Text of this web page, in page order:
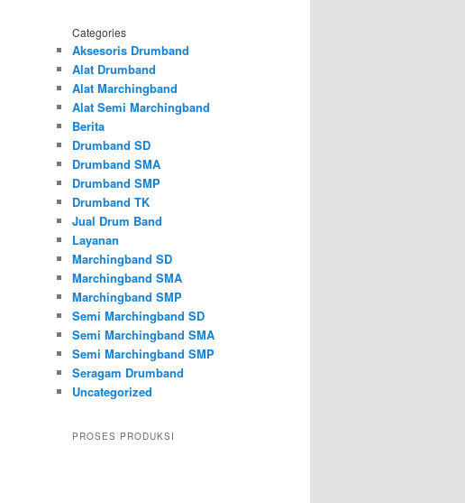
Categories
Aksesoris Drumband
Alat Drumband
Alat Marchingband
Alat Semi Marchingband
Berita
Drumband SD
Drumband SMA
Drumband SMP
Drumband TK
Jual Drum Band
Layanan
Marchingband SD
Marchingband SMA
Marchingband SMP
Semi Marchingband SD
Semi Marchingband SMA
Semi Marchingband SMP
Seragam Drumband
Uncategorized
PROSES PRODUKSI